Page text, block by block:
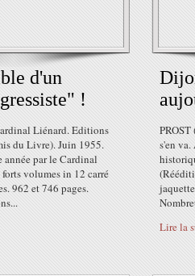
d'un
!
Liénard. Editions
du Livre). Juin 1955.
année par le Cardinal
volumes in 12 carré
962 et 746 pages.
s'en
Lire la